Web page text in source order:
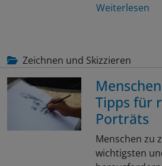
Weiterlesen
Zeichnen und Skizzieren
Tipps für
Porträts
Menschen zu
wichtigsten